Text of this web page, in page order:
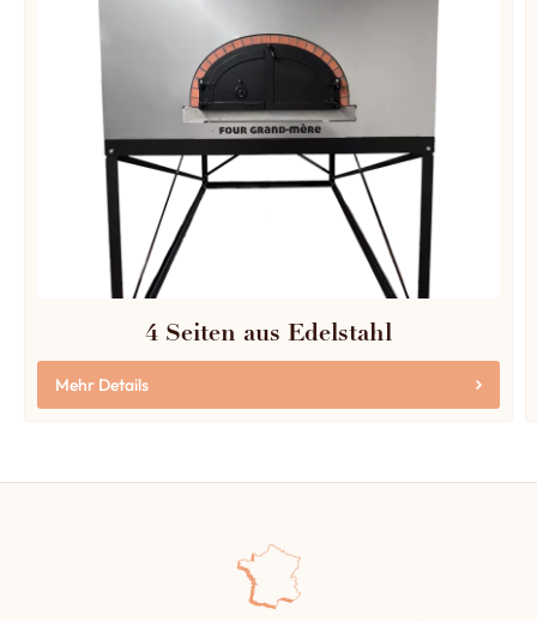
4 Seiten aus Edelstahl
Mehr Details